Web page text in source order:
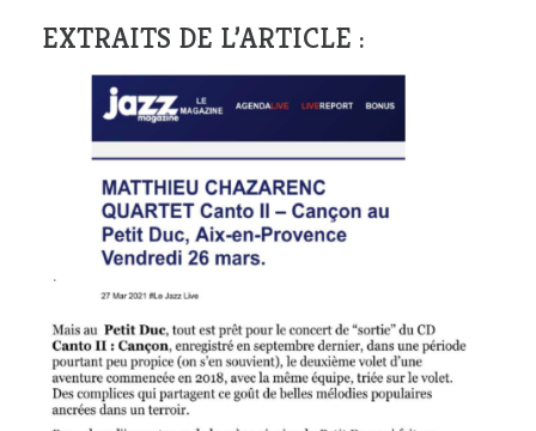
EXTRAITS DE L’ARTICLE :